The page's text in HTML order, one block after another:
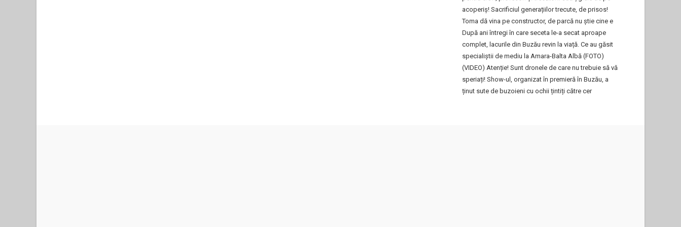
acoperiș! Sacrificiul generațiilor trecute, de prisos!
Toma dă vina pe constructor, de parcă nu știe cine e
După ani întregi în care seceta le-a secat aproape
complet, lacurile din Buzău revin la viață. Ce au găsit
specialiștii de mediu la Amara-Balta Albă (FOTO)
(VIDEO) Atenție! Sunt dronele de care nu trebuie să vă
speriați! Show-ul, organizat în premieră în Buzău, a
ținut sute de buzoieni cu ochii țintiți către cer